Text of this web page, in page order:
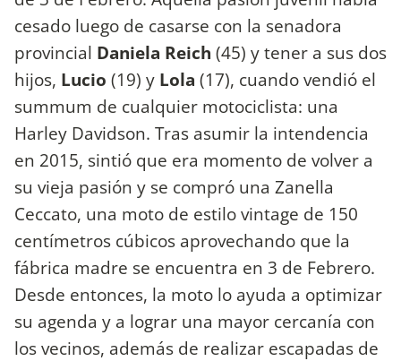
cesado luego de casarse con la senadora
provincial Daniela Reich (45) y tener a sus dos
hijos, Lucio (19) y Lola (17), cuando vendió el
summum de cualquier motociclista: una
Harley Davidson. Tras asumir la intendencia
en 2015, sintió que era momento de volver a
su vieja pasión y se compró una Zanella
Ceccato, una moto de estilo vintage de 150
centímetros cúbicos aprovechando que la
fábrica madre se encuentra en 3 de Febrero.
Desde entonces, la moto lo ayuda a optimizar
su agenda y a lograr una mayor cercanía con
los vecinos, además de realizar escapadas de